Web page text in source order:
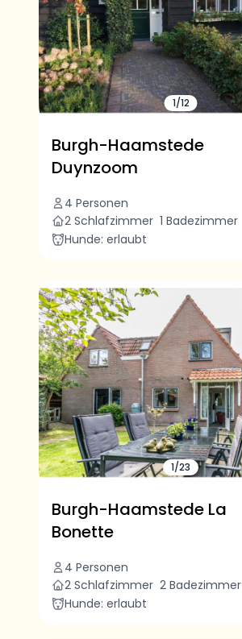
1/12
Burgh-Haamstede
Duynzoom
4 Personen
2 Schlafzimmer 1 Badezimmer
Hunde: erlaubt
1/23
Burgh-Haamstede La
Bonette
4 Personen
2 Schlafzimmer 2 Badezimmer
Hunde: erlaubt